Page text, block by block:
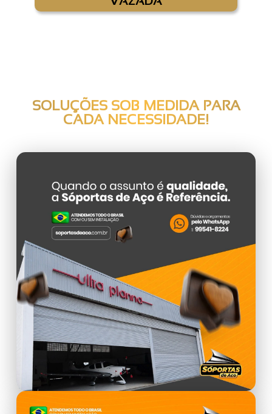
SOLUÇÕES SOB MEDIDA PARA
CADA NECESSIDADE!